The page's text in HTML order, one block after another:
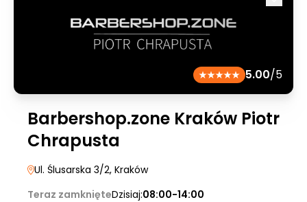
5.00/5
Barbershop.zone Kraków Piotr
Chrapusta
Ul. Ślusarska 3/2, Kraków
Teraz zamknięteDzisiaj:08:00-14:00